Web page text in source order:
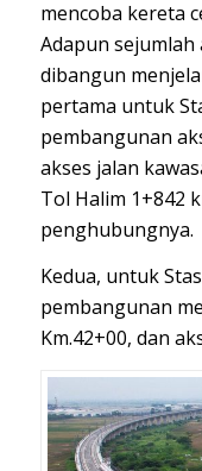
mencoba kereta
Adapun
dibangun
pertama untuk
pembangunan
akses jalan
Tol Halim 1+842
penghubungnya.
Kedua, untuk
pembangunan
Km.42+00, dan